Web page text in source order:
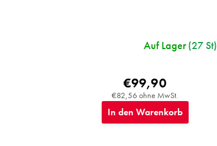
Auf Lager(27 St)
€82,56 ohne MwSt.
€99,90
In den Warenkorb